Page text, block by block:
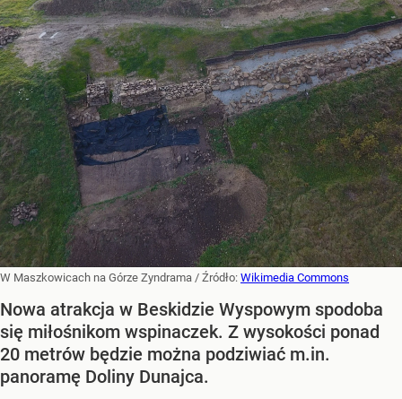
W Maszkowicach na Górze Zyndrama / Źródło: Wikimedia Commons
Nowa atrakcja w Beskidzie Wyspowym spodoba
się miłośnikom wspinaczek. Z wysokości ponad
20 metrów będzie można podziwiać m.in.
panoramę Doliny Dunajca.